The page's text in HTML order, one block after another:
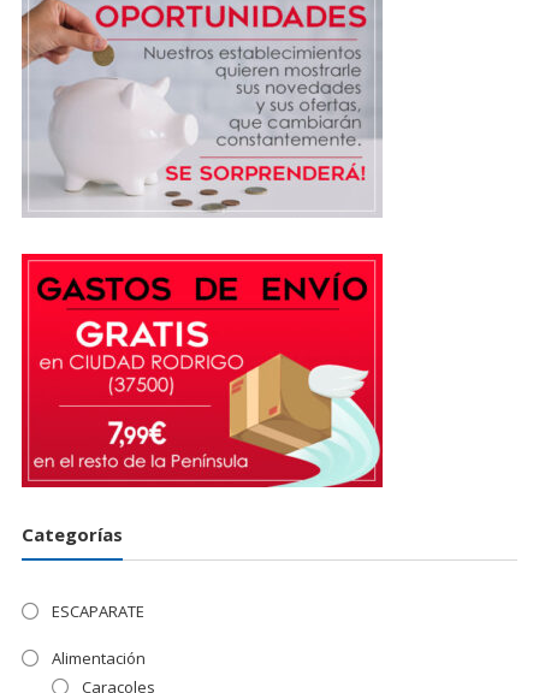
Categorías
ESCAPARATE
Alimentación
Caracoles